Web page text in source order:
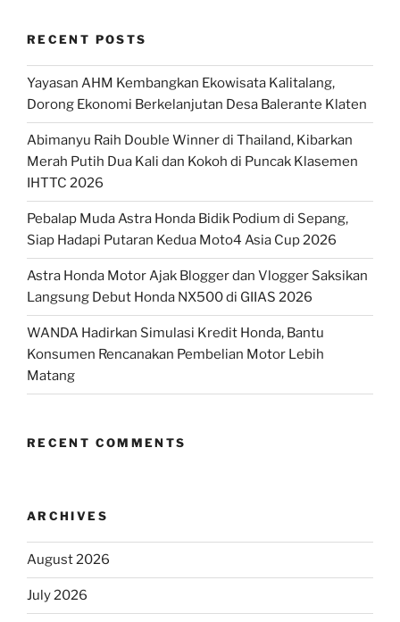
RECENT POSTS
Yayasan AHM Kembangkan Ekowisata Kalitalang,
Dorong Ekonomi Berkelanjutan Desa Balerante Klaten
Abimanyu Raih Double Winner di Thailand, Kibarkan
Merah Putih Dua Kali dan Kokoh di Puncak Klasemen
IHTTC 2026
Pebalap Muda Astra Honda Bidik Podium di Sepang,
Siap Hadapi Putaran Kedua Moto4 Asia Cup 2026
Astra Honda Motor Ajak Blogger dan Vlogger Saksikan
Langsung Debut Honda NX500 di GIIAS 2026
WANDA Hadirkan Simulasi Kredit Honda, Bantu
Konsumen Rencanakan Pembelian Motor Lebih
Matang
RECENT COMMENTS
ARCHIVES
August 2026
July 2026